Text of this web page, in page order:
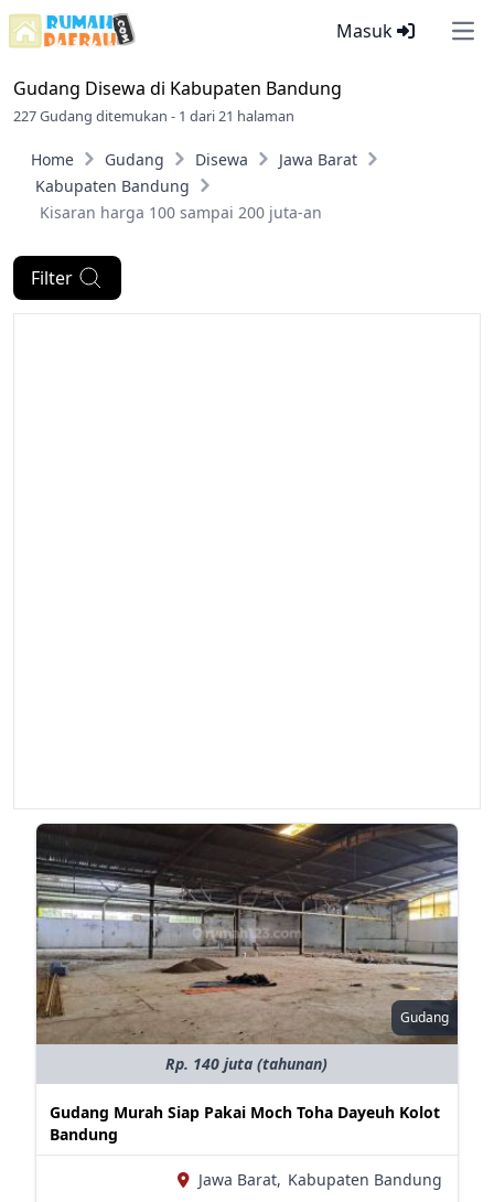
Masuk
Gudang Disewa di Kabupaten Bandung
227 Gudang ditemukan - 1 dari 21 halaman
Home Gudang Disewa
Jawa Barat
Kabupaten Bandung
Kisaran harga 100 sampai 200 juta-an
Filter
Gudang
Rp. 140 juta (tahunan)
Gudang Murah Siap Pakai Moch Toha Dayeuh Kolot
Bandung
Jawa Barat, Kabupaten Bandung